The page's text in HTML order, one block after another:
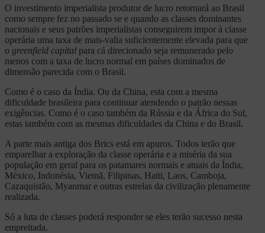
O investimento imperialista produtor de lucro retornará ao Brasil
como sempre fez no passado se e quando as classes dominantes
nacionais e seus patrões imperialistas conseguirem impor à classe
operária uma taxa de mais-valia suficientemente elevada para que
o greenfield capital para cá direcionado seja remunerado pelo
menos com a taxa de lucro normal em países dominados de
dimensão parecida com o Brasil.
Como é o caso da Índia. Ou da China, esta com a mesma
dificuldade brasileira para continuar atendendo o patrão nessas
exigências. Como é o caso também da Rússia e da África do Sul,
estas também com as mesmas dificuldades da China e do Brasil.
A parte mais antiga dos Brics está em apuros. Todos terão que
emparelhar a exploração da classe operária e a miséria da sua
população em geral para os patamares normais e atuais da Índia,
México, Indonésia, Vietnã, Filipinas, Haiti, Laos, Camboja,
Cazaquistão, Myanmar e outras estrelas da civilização plenamente
realizada.
Só a luta de classes poderá responder se eles terão sucesso nesta
empreitada.